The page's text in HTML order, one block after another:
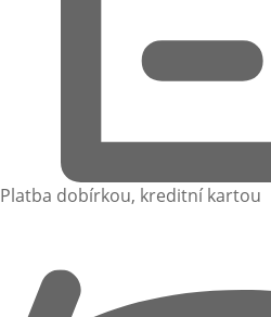
Platba dobírkou, kreditní kartou